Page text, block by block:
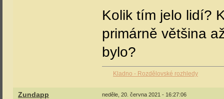
Kolik tím jelo lidí?
primárně většina
bylo?
Kladno - Rozdělovské rozhledy
Zundapp neděle, 20. června 2021 - 16:27:06